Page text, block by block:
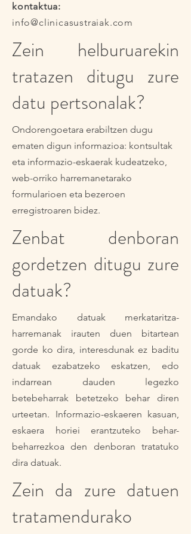
kontaktua:
info@clinicasustraiak.com
Zein helburuarekin
tratazen ditugu zure
datu pertsonalak?
Ondorengoetara erabiltzen dugu
ematen digun informazioa: kontsultak
eta informazio-eskaerak kudeatzeko,
web-orriko harremanetarako
formularioen eta bezeroen
erregistroaren bidez.
Zenbat denboran
gordetzen ditugu zure
datuak?
Emandako datuak merkataritza-
harremanak irauten duen bitartean
gorde ko dira, interesdunak ez baditu
datuak ezabatzeko eskatzen, edo
indarrean dauden legezko
betebeharrak betetzeko behar diren
urteetan. Informazio-eskaeren kasuan,
eskaera horiei erantzuteko behar-
beharrezkoa den denboran tratatuko
dira datuak.
Zein da zure datuen
tratamendurako